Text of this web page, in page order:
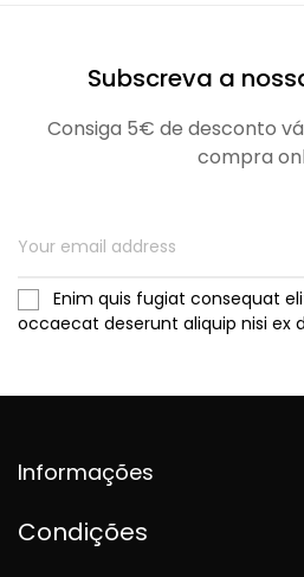
Subscreva a
Consiga 5€ de desconto
compra
Enim quis fugiat consequat
occaecat deserunt aliquip nisi ex
Informações
Condições